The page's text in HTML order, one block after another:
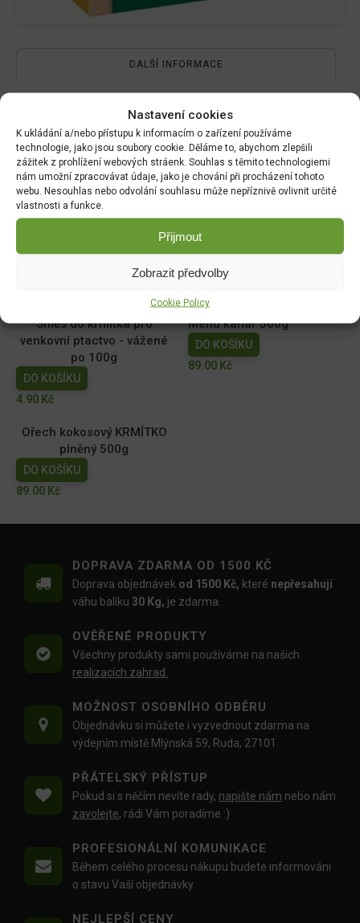
Nastavení cookies
K ukládání a/nebo přístupu k informacím o zařízení používáme
technologie, jako jsou soubory cookie. Děláme to, abychom zlepšili
zážitek z prohlížení webových stráenk. Souhlas s těmito technologiemi
nám umožní zpracovávat údaje, jako je chování při procházení tohoto
webu. Nesouhlas nebo odvolání souhlasu může nepříznivě ovlivnit určité
vlastnosti a funkce.
Přijmout
Zobrazit předvolby
Cookie Policy
DALŠÍ INFORMACE
0.20 kg
Rozměry
9 × 4 × 18 cm
Související produkty:
Směs do krmítka pro
venkovní ptactvo - vážené
po 100g
DO KOŠÍKU
4.90 Kč
Menu kanár 500g
DO KOŠÍKU
89.00 Kč
Ořech kokosový KRMÍTKO
plněný 500g
DO KOŠÍKU
89.00 Kč
DOPRAVA ZDARMA OD 1500 KČ
Doprava objednávek od 1500 Kč, které nepřesahují
váhu balíku 30 Kg, je zdarma.
OVĚŘENÉ PRODUKTY
Všechny produkty sami používáme na našich
realizacích zahrad.
MOŽNOST OSOBNÍHO ODBĚRU
Objednávku si můžete i vyzvednout zdarma na
výdejním místě Mlýnská 59, Ruda, 27101
PŘÁTELSKÝ PŘÍSTUP
Pokud si s něčím nevíte rady, napište nám nebo nám
zavolejte, rádi Vám poradíme :)
PROFESIONÁLNÍ KOMUNIKACE
Během celého procesu nákupu budete informováni
o stavu Vaší objednávky.
NEJLEPŠÍ CENY